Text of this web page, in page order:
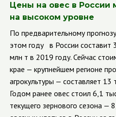
Цены на овес в России
на высоком уровне
По предварительному
этом году в России
млн т в 2019 году. Сейчас
крае — крупнейшем регионе
агрокультуры — составляет
Годом ранее овес стоил 6,1
текущего зернового сезона —